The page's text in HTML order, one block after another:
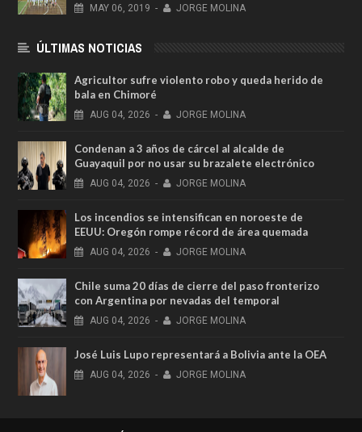
MAY 06, 2019 - JORGE MOLINA
ÚLTIMAS NOTICIAS
Agricultor sufre violento robo y queda herido de
bala en Chimoré
AUG 04, 2026 - JORGE MOLINA
Condenan a 3 años de cárcel al alcalde de
Guayaquil por no usar su brazalete electrónico
AUG 04, 2026 - JORGE MOLINA
Los incendios se intensifican en noroeste de
EEUU: Oregón rompe récord de área quemada
AUG 04, 2026 - JORGE MOLINA
Chile suma 20 días de cierre del paso fronterizo
con Argentina por nevadas del temporal
AUG 04, 2026 - JORGE MOLINA
José Luis Lupo representará a Bolivia ante la OEA
AUG 04, 2026 - JORGE MOLINA